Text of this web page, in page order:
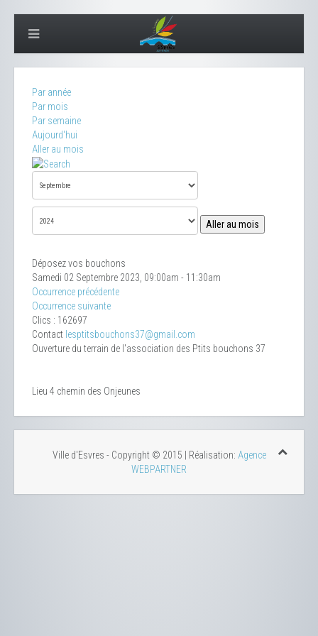
Par année
Par mois
Par semaine
Aujourd'hui
Aller au mois
Aller au mois
Déposez vos bouchons
Samedi 02 Septembre 2023, 09:00am - 11:30am
Occurrence précédente
Occurrence suivante
Clics : 162697
Contact lesptitsbouchons37@gmail.com
Ouverture du terrain de l'association des Ptits bouchons 37
Lieu 4 chemin des Onjeunes
Ville d'Esvres - Copyright © 2015 | Réalisation: Agence
WEBPARTNER